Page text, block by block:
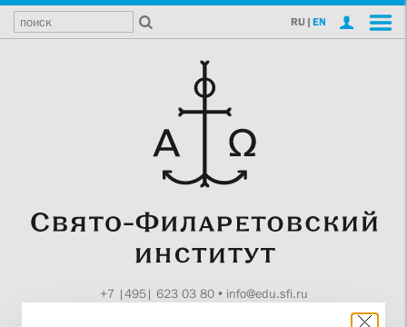
RU | EN
+7 |495| 623 03 80• info@edu.sfi.ru